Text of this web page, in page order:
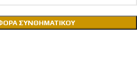
ΣΥΝΘΗΜΑΤΙΚΟΎ